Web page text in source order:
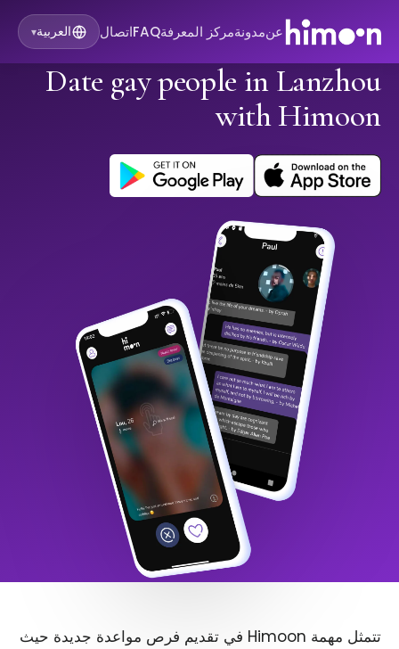
عنمدونةمركز المعرفةFAQاتصال العربية▾
Date gay people in Lanzhou
with Himoon
تتمثل مهمة Himoon في تقديم فرص مواعدة جديدة حيث